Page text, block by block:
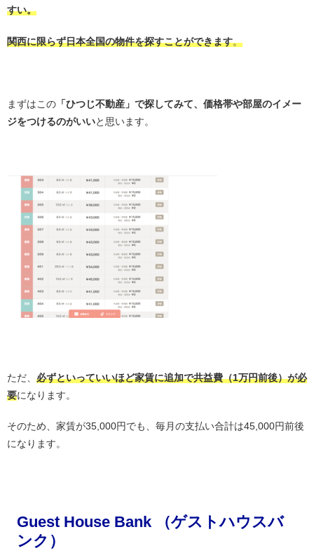
すい。
関西に限らず日本全国の物件を探すことができます。
まずはこの 「ひつじ不動産」で探してみて、価格帯や部屋のイメー
ジをつけるのがいいと思います。
ただ、 必ずといっていいほど家賃に追加で共益費（1万円前後）が必
要になります。
そのため、家賃が35,000円でも、毎月の支払い合計は45,000円前後
になります。
Guest House Bank （ゲストハウスバ
ンク）